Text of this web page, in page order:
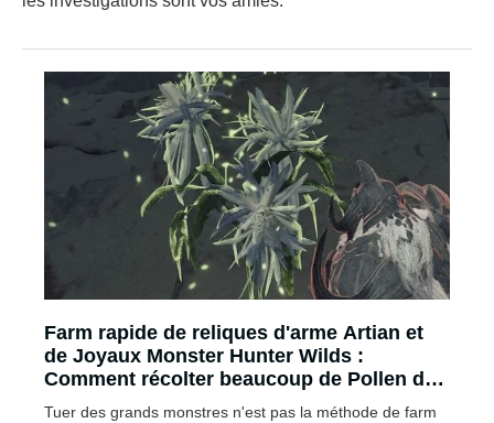
Farm rapide de reliques d'arme Artian et
de Joyaux Monster Hunter Wilds :
Comment récolter beaucoup de Pollen de
fleur de lune ?
Tuer des grands monstres n'est pas la méthode de farm